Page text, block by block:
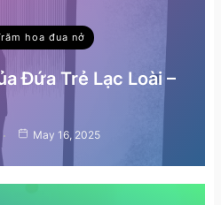
hoa đua nở
Đứa Trẻ Lạc Loài –
May 16, 2025